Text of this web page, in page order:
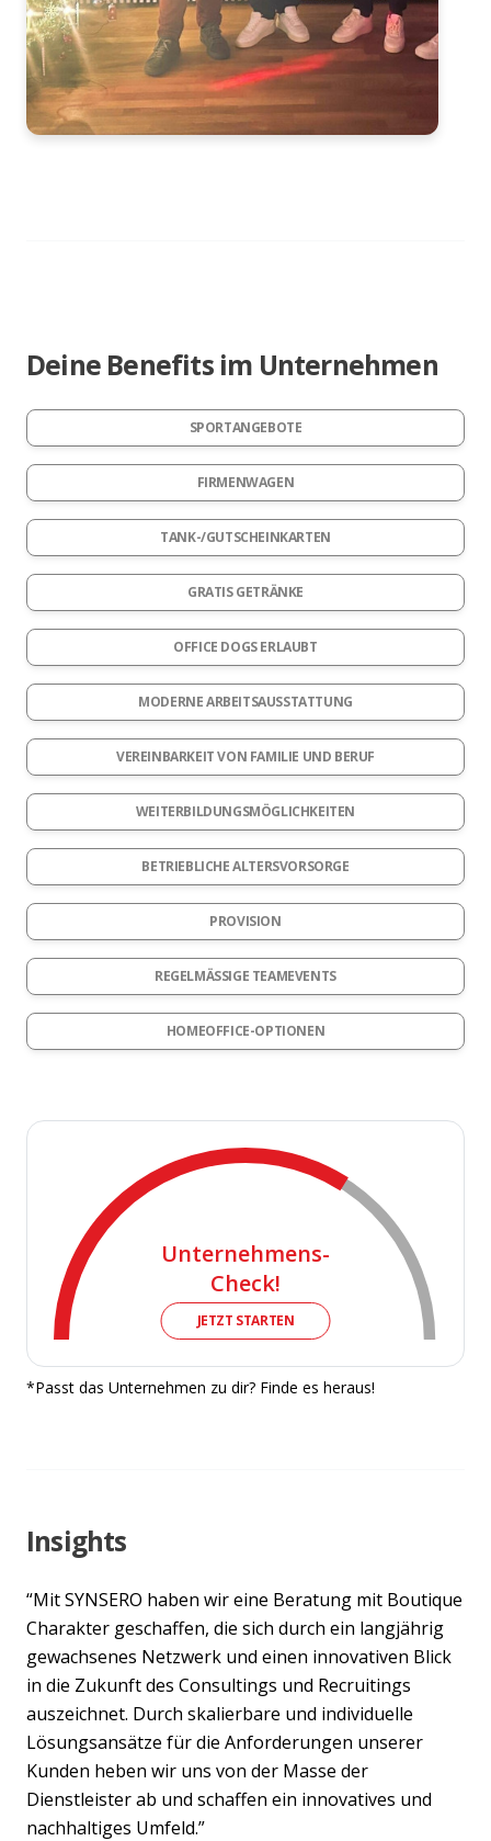
Deine Benefits im Unternehmen
SPORTANGEBOTE
FIRMENWAGEN
TANK-/GUTSCHEINKARTEN
GRATIS GETRÄNKE
OFFICE DOGS ERLAUBT
MODERNE ARBEITSAUSSTATTUNG
VEREINBARKEIT VON FAMILIE UND BERUF
WEITERBILDUNGSMÖGLICHKEITEN
BETRIEBLICHE ALTERSVORSORGE
PROVISION
REGELMÄSSIGE TEAMEVENTS
HOMEOFFICE-OPTIONEN
Unternehmens-
Check!
JETZT STARTEN
*Passt das Unternehmen zu dir? Finde es heraus!
Insights
“Mit SYNSERO haben wir eine Beratung mit Boutique
Charakter geschaffen, die sich durch ein langjährig
gewachsenes Netzwerk und einen innovativen Blick
in die Zukunft des Consultings und Recruitings
auszeichnet. Durch skalierbare und individuelle
Lösungsansätze für die Anforderungen unserer
Kunden heben wir uns von der Masse der
Dienstleister ab und schaffen ein innovatives und
nachhaltiges Umfeld.”